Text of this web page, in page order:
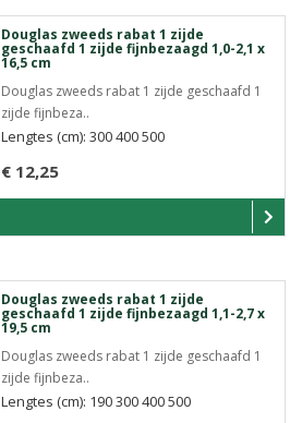
Douglas zweeds rabat 1 zijde
geschaafd 1 zijde fijnbezaagd 1,0-2,1 x
16,5 cm
Douglas zweeds rabat 1 zijde geschaafd 1
zijde fijnbeza..
€ 12,25
Lengtes (cm): 300 400 500
Douglas zweeds rabat 1 zijde
geschaafd 1 zijde fijnbezaagd 1,1-2,7 x
19,5 cm
Douglas zweeds rabat 1 zijde geschaafd 1
zijde fijnbeza..
Lengtes (cm): 190 300 400 500